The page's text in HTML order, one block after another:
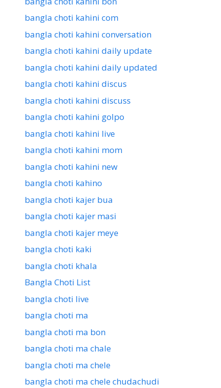
bangla choti kahini com
bangla choti kahini conversation
bangla choti kahini daily update
bangla choti kahini daily updated
bangla choti kahini discus
bangla choti kahini discuss
bangla choti kahini golpo
bangla choti kahini live
bangla choti kahini mom
bangla choti kahini new
bangla choti kahino
bangla choti kajer bua
bangla choti kajer masi
bangla choti kajer meye
bangla choti kaki
bangla choti khala
Bangla Choti List
bangla choti live
bangla choti ma
bangla choti ma bon
bangla choti ma chale
bangla choti ma chele
bangla choti ma chele chudachudi